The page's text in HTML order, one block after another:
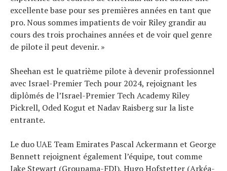
excellente base pour ses premières années en tant que
pro. Nous sommes impatients de voir Riley grandir au
cours des trois prochaines années et de voir quel genre
de pilote il peut devenir. »
Sheehan est le quatrième pilote à devenir professionnel
avec Israel-Premier Tech pour 2024, rejoignant les
diplômés de l’Israel-Premier Tech Academy Riley
Pickrell, Oded Kogut et Nadav Raisberg sur la liste
entrante.
Le duo UAE Team Emirates Pascal Ackermann et George
Bennett rejoignent également l’équipe, tout comme
Jake Stewart (Groupama-FDJ), Hugo Hofstetter (Arkéa-